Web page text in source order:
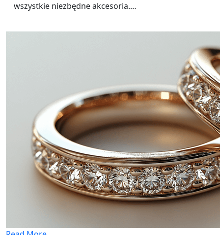
wszystkie niezbędne akcesoria.…